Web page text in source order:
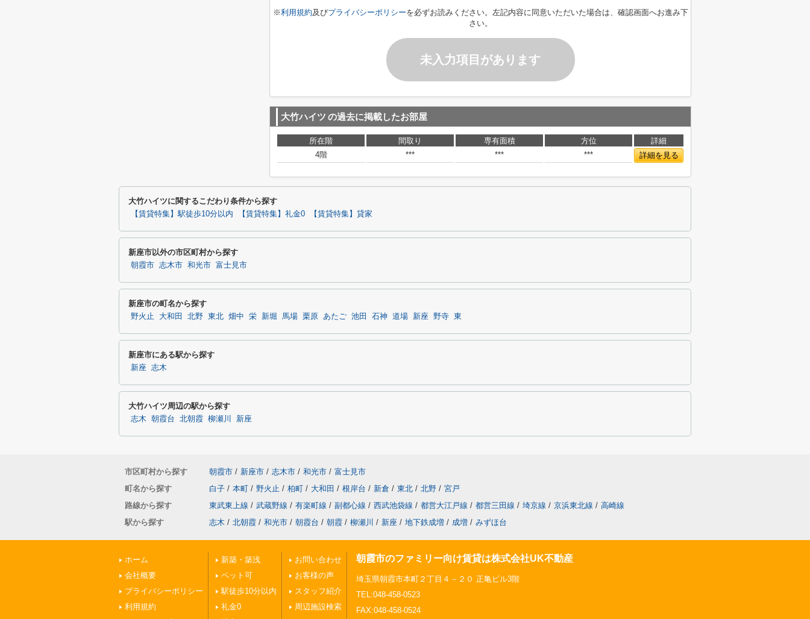
※利用規約及びプライバシーポリシーを必ずお読みください。左記内容に同意いただいた場合は、確認画面へお進み下
さい。
未入力項目があります
大竹ハイツ の過去に掲載したお部屋
所在階 間取り 専有面積 方位
詳細
4階
*** *** *** 詳細を見る
大竹ハイツに関するこだわり条件から探す
【賃貸特集】駅徒歩10分以内 【賃貸特集】礼金0 【賃貸特集】貸家
新座市以外の市区町村から探す
朝霞市 志木市 和光市 富士見市
新座市の町名から探す
野火止 大和田 北野 東北 畑中 栄 新堀 馬場 栗原 あたご 池田 石神 道場 新座 野寺 東
新座市にある駅から探す
新座 志木
大竹ハイツ周辺の駅から探す
志木 朝霞台 北朝霞 柳瀬川 新座
市区町村から探す 朝霞市 / 新座市 / 志木市 / 和光市 / 富士見市
町名から探す
白子 / 本町 / 野火止 / 柏町 / 大和田 / 根岸台 / 新倉 / 東北 / 北野 / 宮戸
路線から探す
東武東上線 / 武蔵野線 / 有楽町線 / 副都心線 / 西武池袋線 / 都営大江戸線 / 都営三田線 / 埼京線 / 京浜東北線 / 高崎線
駅から探す
志木 / 北朝霞 / 和光市 / 朝霞台 / 朝霞 / 柳瀬川 / 新座 / 地下鉄成増 / 成増 / みずほ台
ホーム
会社概要
プライバシーポリシー
利用規約
新築・築浅
ペット可
駅徒歩10分以内
礼金0
お問い合わせ
お客様の声
スタッフ紹介
周辺施設検索
朝霞市のファミリー向け賃貸は株式会社UK不動産
埼玉県朝霞市本町２丁目４－２０ 正亀ビル3階
TEL:048-458-0523
FAX:048-458-0524